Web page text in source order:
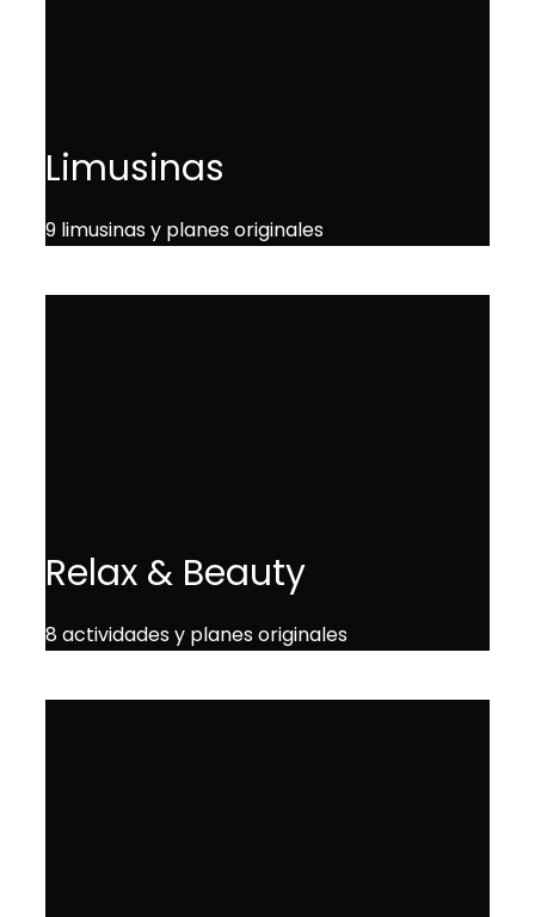
Limusinas
9 limusinas y planes originales
Relax & Beauty
8 actividades y planes originales